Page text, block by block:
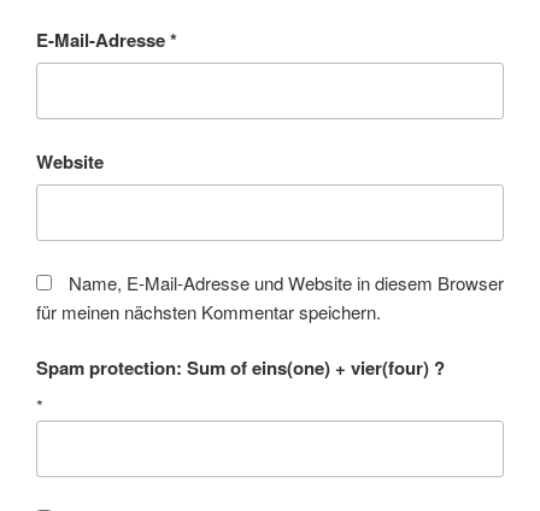
E-Mail-Adresse*
Website
Name, E-Mail-Adresse und Website in diesem Browser
für meinen nächsten Kommentar speichern.
Spam protection: Sum of eins(one) + vier(four) ?
*